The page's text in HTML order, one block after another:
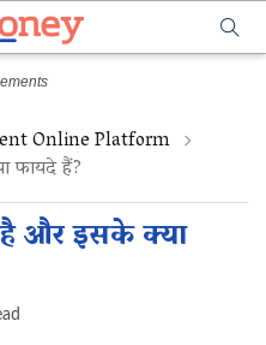
Online Platform
फायदे हैं?
और इसके क्या